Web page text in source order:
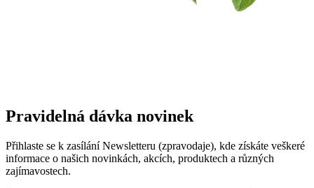
Pravidelná dávka novinek
Přihlaste se k zasílání Newsletteru (zpravodaje), kde získáte veškeré
informace o našich novinkách, akcích, produktech a různých
zajímavostech.